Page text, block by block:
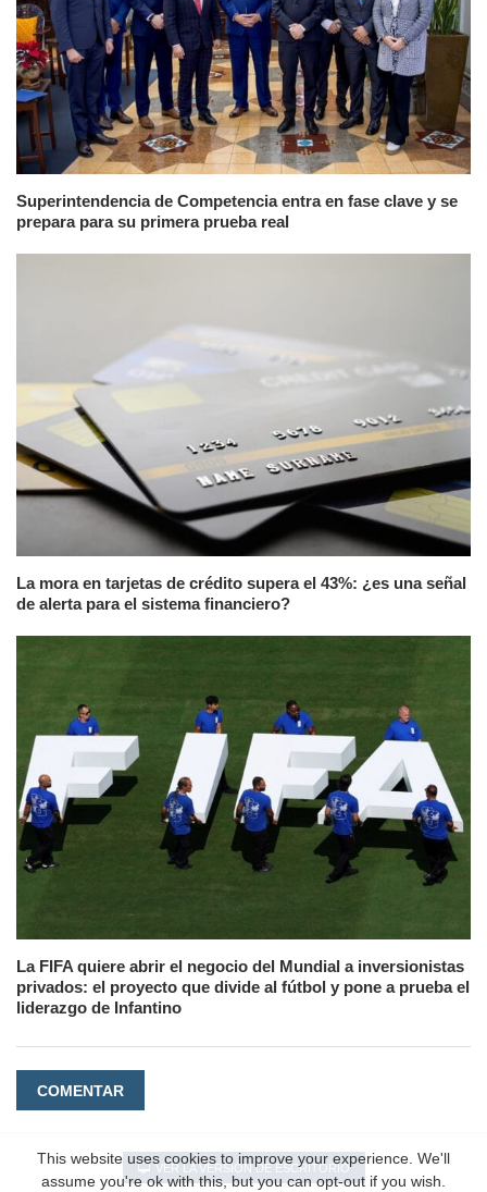
Superintendencia de Competencia entra en fase clave y se
prepara para su primera prueba real
La mora en tarjetas de crédito supera el 43%: ¿es una señal
de alerta para el sistema financiero?
La FIFA quiere abrir el negocio del Mundial a inversionistas
privados: el proyecto que divide al fútbol y pone a prueba el
liderazgo de Infantino
COMENTAR
VER LA VERSIÓN DE ESCRITORIO
This website uses cookies to improve your experience. We'll
assume you're ok with this, but you can opt-out if you wish.